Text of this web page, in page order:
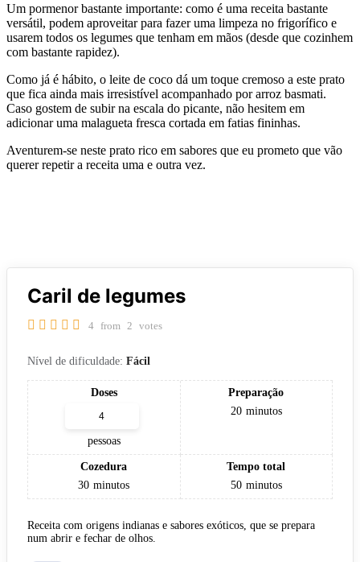
Um pormenor bastante importante: como é uma receita bastante
versátil, podem aproveitar para fazer uma limpeza no frigorífico e
usarem todos os legumes que tenham em mãos (desde que cozinhem
com bastante rapidez).
Como já é hábito, o leite de coco dá um toque cremoso a este prato
que fica ainda mais irresistível acompanhado por arroz basmati.
Caso gostem de subir na escala do picante, não hesitem em
adicionar uma malagueta fresca cortada em fatias fininhas.
Aventurem-se neste prato rico em sabores que eu prometo que vão
querer repetir a receita uma e outra vez.
Caril de legumes
4 from 2 votes
Nível de dificuldade: Fácil
Doses
pessoas
Preparação
20 minutos
Cozedura
30 minutos
Tempo total
50 minutos
Receita com origens indianas e sabores exóticos, que se prepara
num abrir e fechar de olhos.